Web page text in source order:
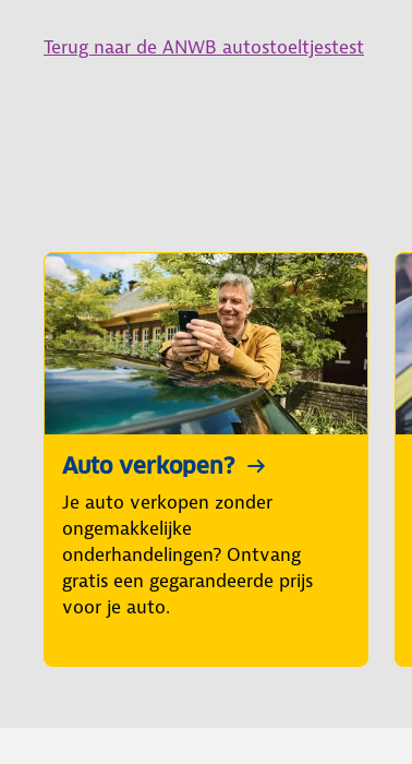
Terug naar de ANWB autostoeltjestest
Auto verkopen?
Je auto verkopen zonder
ongemakkelijke
onderhandelingen? Ontvang
gratis een gegarandeerde prijs
voor je auto.